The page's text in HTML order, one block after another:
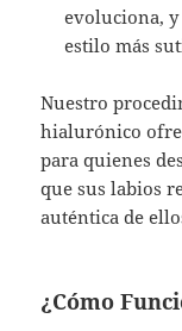
evoluciona, y
estilo más
Nuestro
hialurónico
para quienes
que sus labios
auténtica de
¿Cómo